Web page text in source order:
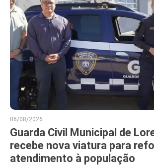
06/08/2026
Guarda Civil Municipal de
recebe nova viatura para
atendimento à população